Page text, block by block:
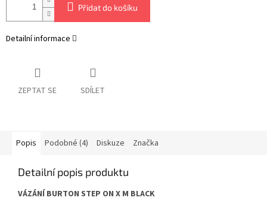
Přidat do košíku
Detailní informace
ZEPTAT SE SDÍLET
Popis Podobné (4) Diskuze Značka
Detailní popis produktu
VÁZÁNÍ BURTON STEP ON X M BLACK